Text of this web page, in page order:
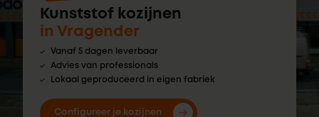
Kunststof kozijnen
in Vragender
Vanaf 5 dagen leverbaar
Advies van professionals
Lokaal geproduceerd in eigen fabriek
Configureer je kozijnen